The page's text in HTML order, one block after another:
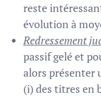
reste
évolution à
Redressement
passif gelé et
alors présenter
(i) des titres en